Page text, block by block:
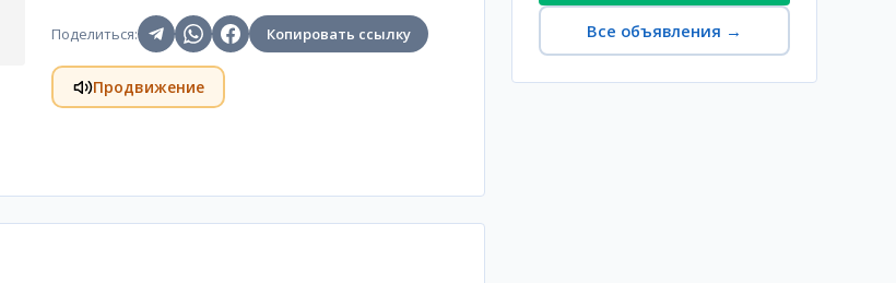
Поделиться: Копировать ссылку
Продвижение
Все объявления →